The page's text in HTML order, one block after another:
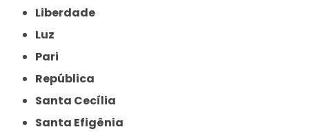
Liberdade
Luz
Pari
República
Santa Cecília
Santa Efigênia